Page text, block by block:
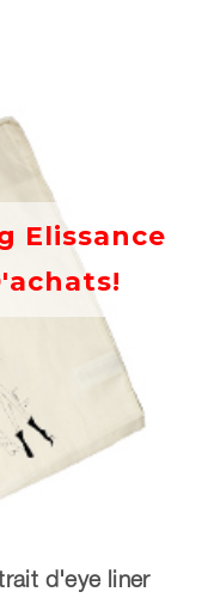
Elissance
d'eye liner